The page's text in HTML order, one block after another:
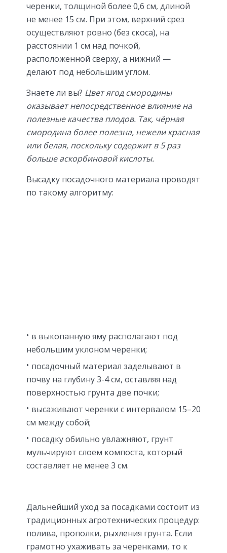
черенки, толщиной более 0,6 см, длиной
не менее 15 см. При этом, верхний срез
осуществляют ровно (без скоса), на
расстоянии 1 см над почкой,
расположенной сверху, а нижний —
делают под небольшим углом.
Знаете ли вы? Цвет ягод смородины
оказывает непосредственное влияние на
полезные качества плодов. Так, чёрная
смородина более полезна, нежели красная
или белая, поскольку содержит в 5 раз
больше аскорбиновой кислоты.
Высадку посадочного материала проводят
по такому алгоритму:
в выкопанную яму располагают под
небольшим уклоном черенки;
посадочный материал заделывают в
почву на глубину 3-4 см, оставляя над
поверхностью грунта две почки;
высаживают черенки с интервалом 15–20
см между собой;
посадку обильно увлажняют, грунт
мульчируют слоем компоста, который
составляет не менее 3 см.
Дальнейший уход за посадками состоит из
традиционных агротехнических процедур:
полива, прополки, рыхления грунта. Если
грамотно ухаживать за черенками, то к